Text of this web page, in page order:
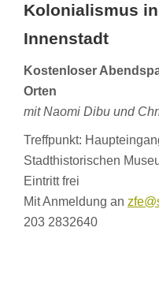
Kolonialismus
Innenstadt
Kostenloser
Orten
mit Naomi Dibu und
Treffpunkt:
Stadthistorischen
Eintritt frei
Mit Anmeldung an
203 2832640